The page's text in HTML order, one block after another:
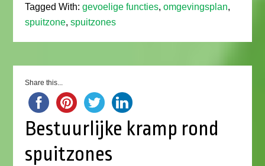
Tagged With:gevoelige functies,omgevingsplan,
spuitzone,spuitzones
Share this...
Bestuurlijke kramp rond
spuitzones